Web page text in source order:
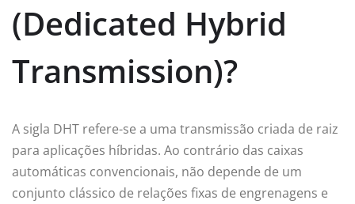
(Dedicated Hybrid
Transmission)?
A sigla DHT refere-se a uma transmissão criada de raiz
para aplicações híbridas. Ao contrário das caixas
automáticas convencionais, não depende de um
conjunto clássico de relações fixas de engrenagens e